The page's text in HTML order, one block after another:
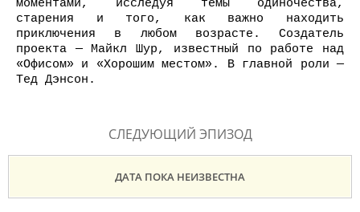
моментами, исследуя темы одиночества,
старения и того, как важно находить
приключения в любом возрасте. Создатель
проекта — Майкл Шур, известный по работе над
«Офисом» и «Хорошим местом». В главной роли —
Тед Дэнсон.
СЛЕДУЮЩИЙ ЭПИЗОД
ДАТА ПОКА НЕИЗВЕСТНА